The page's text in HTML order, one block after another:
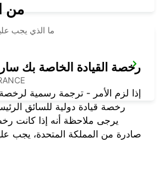
من
ما الذي يجب
رخصة القيادة الخاصة بك
إذا لزم الأمر - ترجمة رسمية لرخصة
رخصة قيادة دولية للسائق
يرجى ملاحظة أنه إذا كانت
صادرة من المملكة المتحدة، يجب